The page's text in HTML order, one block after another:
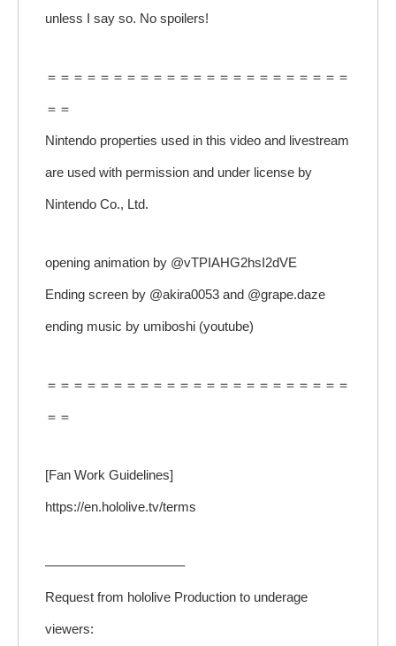
unless I say so. No spoilers!
＝＝＝＝＝＝＝＝＝＝＝＝＝＝＝＝＝＝＝＝＝＝＝
＝＝
Nintendo properties used in this video and livestream
are used with permission and under license by
Nintendo Co., Ltd.
opening animation by @vTPIAHG2hsI2dVE
Ending screen by @akira0053 and @grape.daze
ending music by umiboshi (youtube)
＝＝＝＝＝＝＝＝＝＝＝＝＝＝＝＝＝＝＝＝＝＝＝
＝＝
[Fan Work Guidelines]
https://en.hololive.tv/terms
——————————–
Request from hololive Production to underage
viewers: